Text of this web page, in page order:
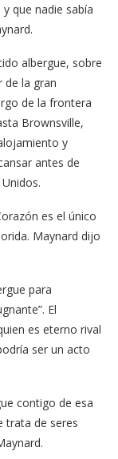
que nadie sabía
albergue, sobre
de la gran
de la frontera
Brownsville,
y
antes de
es el único
Maynard dijo
para
El
es eterno rival
ser un acto
contigo de esa
trata de seres